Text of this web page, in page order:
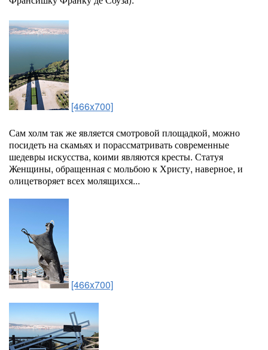
[466x700]
Сам холм так же является смотровой площадкой, можно
посидеть на скамьях и порассматривать современные
шедевры искусства, коими являются кресты. Статуя
Женщины, обращенная с мольбою к Христу, наверное, и
олицетворяет всех молящихся...
[466x700]